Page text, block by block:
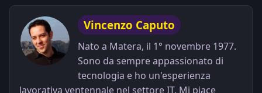
Vincenzo Caputo
Nato a Matera, il 1° novembre 1977.
Sono da sempre appassionato di
tecnologia e ho un'esperienza
lavorativa ventennale nel settore IT. Mi piace